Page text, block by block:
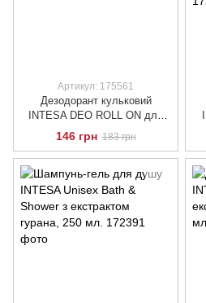
Артикул: 175561
Дезодорант кульковий
INTESA DEO ROLL ON для
чутливої шкіри, 50 мл.
146 грн 183 грн